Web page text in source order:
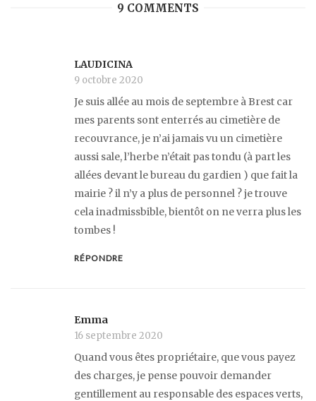
9 COMMENTS
LAUDICINA
9 octobre 2020
Je suis allée au mois de septembre à Brest car
mes parents sont enterrés au cimetière de
recouvrance, je n’ai jamais vu un cimetière
aussi sale, l’herbe n’était pas tondu (à part les
allées devant le bureau du gardien ) que fait la
mairie ? il n’y a plus de personnel ? je trouve
cela inadmissbible, bientôt on ne verra plus les
tombes !
RÉPONDRE
Emma
16 septembre 2020
Quand vous êtes propriétaire, que vous payez
des charges, je pense pouvoir demander
gentillement au responsable des espaces verts,